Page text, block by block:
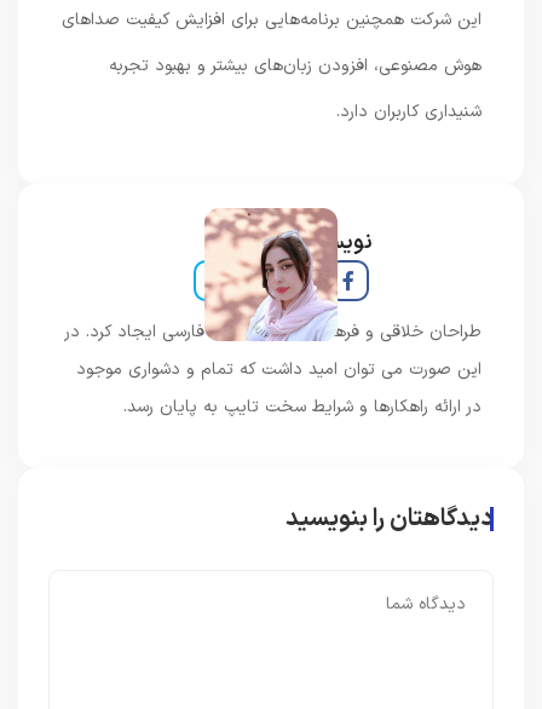
این شرکت همچنین برنامه‌هایی برای افزایش کیفیت صداهای
هوش مصنوعی، افزودن زبان‌های بیشتر و بهبود تجربه
شنیداری کاربران دارد.
نویسنده و خبرنگار
طراحان خلاقی و فرهنگ پیشرو در زبان فارسی ایجاد کرد. در
این صورت می توان امید داشت که تمام و دشواری موجود
در ارائه راهکارها و شرایط سخت تایپ به پایان رسد.
دیدگاهتان را بنویسید